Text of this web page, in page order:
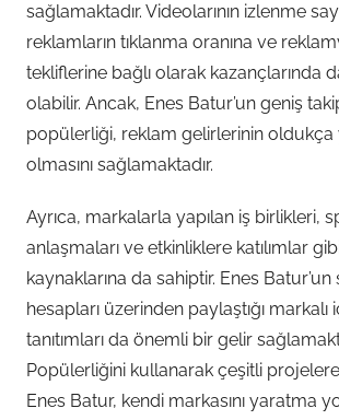
sağlamaktadır. Videolarının izlenme
reklamların tıklanma oranına ve
tekliflerine bağlı olarak kazançlarında
olabilir. Ancak, Enes Batur’un geniş
popülerliği, reklam gelirlerinin oldukça
olmasını sağlamaktadır.
Ayrıca, markalarla yapılan iş birlikleri,
anlaşmaları ve etkinliklere katılımlar
kaynaklarına da sahiptir. Enes
hesapları üzerinden paylaştığı
tanıtımları da önemli bir gelir
Popülerliğini kullanarak çeşitli
Enes Batur, kendi markasını yaratma